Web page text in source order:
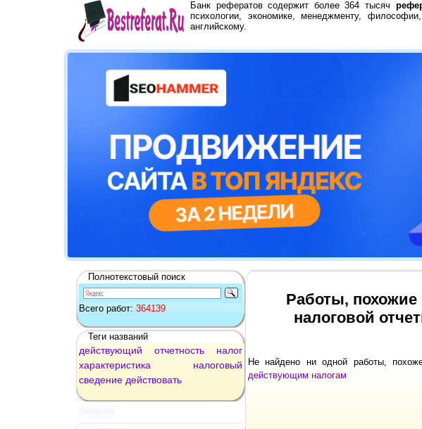
Банк рефератов содержит более 364 тысяч
психологии, экономике, менеджменту,
английскому.
Полнотекстовый поиск
Всего работ: 364139
Теги названий
действующий отчетность
налог
характеристика
налоговый
сведение действовать
Работы, похожие
налоговой
Не найдено ни одной работы,
действующим налогам